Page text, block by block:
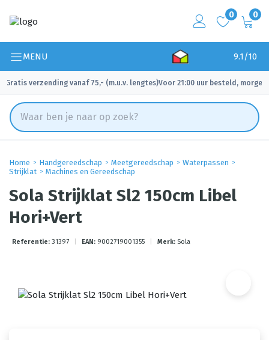
0 0
MENU 9.1/10
Gratis verzending vanaf 75,- (m.u.v. lengtes)
✓ Voor 21:00 uur besteld, morgen
Home Handgereedschap Meetgereedschap
Waterpassen
Strijklat
Machines en Gereedschap
Sola Strijklat Sl2 150cm Libel
Hori+Vert
Referentie: 31397 EAN: 9002719001355 Merk: Sola